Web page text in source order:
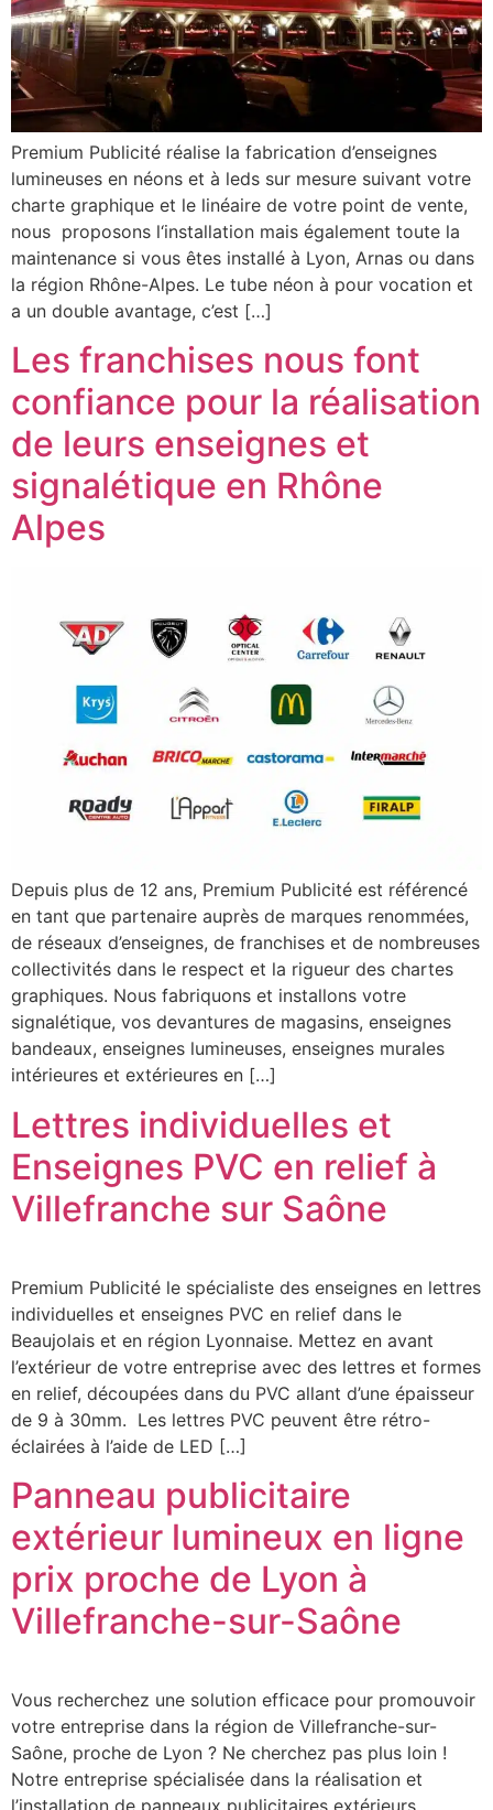
Premium Publicité réalise la fabrication d’enseignes
lumineuses en néons et à leds sur mesure suivant votre
charte graphique et le linéaire de votre point de vente,
nous proposons l‘installation mais également toute la
maintenance si vous êtes installé à Lyon, Arnas ou dans
la région Rhône-Alpes. Le tube néon à pour vocation et
a un double avantage, c’est […]
Les franchises nous font
confiance pour la réalisation
de leurs enseignes et
signalétique en Rhône
Alpes
Depuis plus de 12 ans, Premium Publicité est référencé
en tant que partenaire auprès de marques renommées,
de réseaux d’enseignes, de franchises et de nombreuses
collectivités dans le respect et la rigueur des chartes
graphiques. Nous fabriquons et installons votre
signalétique, vos devantures de magasins, enseignes
bandeaux, enseignes lumineuses, enseignes murales
intérieures et extérieures en […]
Lettres individuelles et
Enseignes PVC en relief à
Villefranche sur Saône
Premium Publicité le spécialiste des enseignes en lettres
individuelles et enseignes PVC en relief dans le
Beaujolais et en région Lyonnaise. Mettez en avant
l’extérieur de votre entreprise avec des lettres et formes
en relief, découpées dans du PVC allant d’une épaisseur
de 9 à 30mm. Les lettres PVC peuvent être rétro-
éclairées à l’aide de LED […]
Panneau publicitaire
extérieur lumineux en ligne
prix proche de Lyon à
Villefranche-sur-Saône
Vous recherchez une solution efficace pour promouvoir
votre entreprise dans la région de Villefranche-sur-
Saône, proche de Lyon ? Ne cherchez pas plus loin !
Notre entreprise spécialisée dans la réalisation et
l’installation de panneaux publicitaires extérieurs